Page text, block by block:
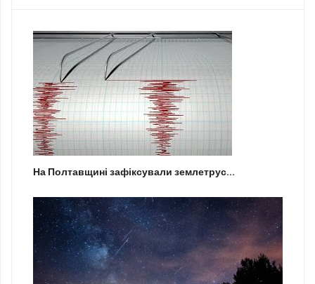
На Полтавщині зафіксували землетрус...